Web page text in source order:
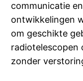
communicatie
ontwikkelingen
om geschikte
radiotelescopen
zonder